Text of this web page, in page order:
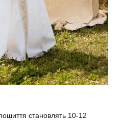
становлять 10-12